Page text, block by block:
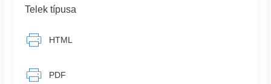
Telek típusa
HTML
PDF